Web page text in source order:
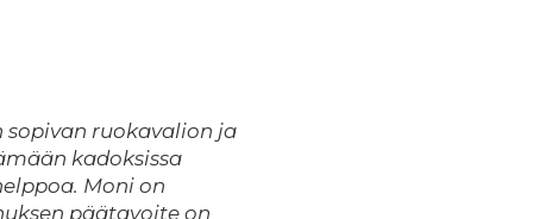
ruokavalion ja
kadoksissa
Moni on
päätavoite on